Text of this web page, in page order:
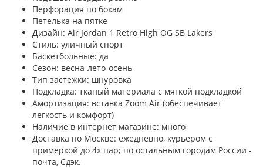
Перфорация по бокам
Петелька на пятке
Дизайн: Air Jordan 1 Retro High OG SB Lakers
Стиль: уличный спорт
Баскетбольные: да
Сезон: весна-лето-осень
Тип застежки: шнуровка
Подкладка: тканый материала с мягкой подкладкой
Амортизация: вставка Zoom Air (обеспечивает
легкость и комфорт)
Наличие в интернет магазине: много
Доставка по Москве: ежедневно, курьером с
примеркой до 4х пар; по остальным городам России -
почта, Сдэк.